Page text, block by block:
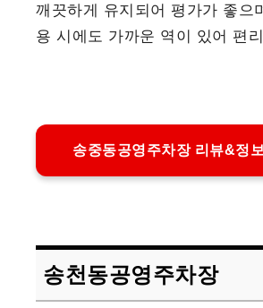
깨끗하게 유지되어 평가가 좋으
용 시에도 가까운 역이 있어 편
송중동공영주차장 리뷰&정
송천동공영주차장